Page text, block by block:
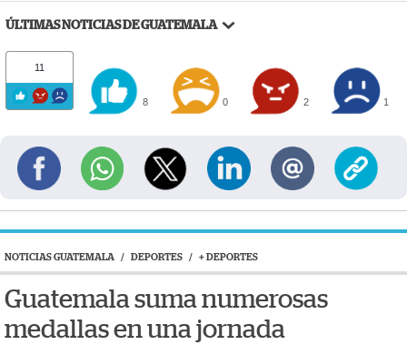
ÚLTIMAS NOTICIAS DE GUATEMALA
11
8 0 2 1
NOTICIAS GUATEMALA / DEPORTES / + DEPORTES
Guatemala suma numerosas
medallas en una jornada